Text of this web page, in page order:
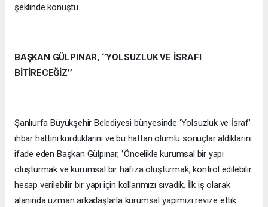
şeklinde konuştu.
BAŞKAN GÜLPINAR, ‘’YOLSUZLUK VE İSRAFI
BİTİRECEĞİZ’’
Şanlıurfa Büyükşehir Belediyesi bünyesinde ‘Yolsuzluk ve İsraf’
ihbar hattını kurduklarını ve bu hattan olumlu sonuçlar aldıklarını
ifade eden Başkan Gülpınar, ‘’Öncelikle kurumsal bir yapı
oluşturmak ve kurumsal bir hafıza oluşturmak, kontrol edilebilir
hesap verilebilir bir yapı için kollarımızı sıvadık. İlk iş olarak
alanında uzman arkadaşlarla kurumsal yapımızı revize ettik.